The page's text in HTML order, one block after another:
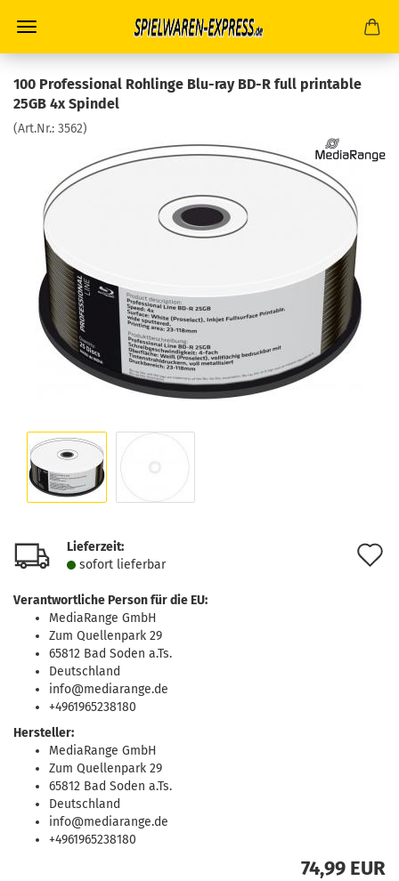
100 Professional Rohlinge Blu-ray BD-R full printable
25GB 4x Spindel
(Art.Nr.: 3562)
Lieferzeit:
sofort lie­fer­bar
Verantwortliche Person für die EU:
MediaRange GmbH
Zum Quellenpark 29
65812 Bad Soden a.Ts.
Deutschland
info@mediarange.de
+4961965238180
Hersteller:
MediaRange GmbH
Zum Quellenpark 29
65812 Bad Soden a.Ts.
Deutschland
info@mediarange.de
+4961965238180
74,99 EUR